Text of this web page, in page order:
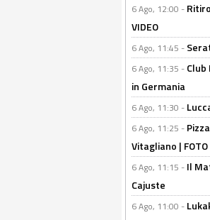
6 Ago, 12:00 -
VIDEO
6 Ago, 11:45 -
6 Ago, 11:35 -
in Germania
6 Ago, 11:30 -
6 Ago, 11:25 -
Vitagliano | FOTO
6 Ago, 11:15 - Il
Cajuste
6 Ago, 11:00 -